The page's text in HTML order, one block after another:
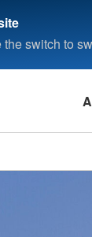
switch to